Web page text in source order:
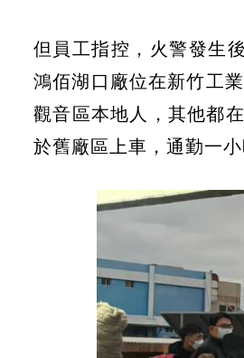
但員工指控，火警發生
鴻佰湖口廠位在新竹工
觀音區本地人，其他都
於舊廠區上車，通勤一